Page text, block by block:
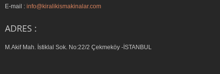
E-mail : info@kiralikismakinalar.com
ADRES :
M.Akif Mah. İstiklal Sok. No:22/2 Çekmeköy -İSTANBUL